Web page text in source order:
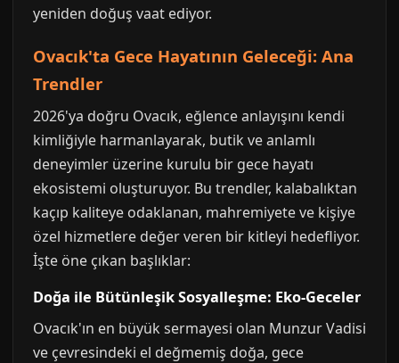
yeniden doğuş vaat ediyor.
Ovacık'ta Gece Hayatının Geleceği: Ana
Trendler
2026'ya doğru Ovacık, eğlence anlayışını kendi
kimliğiyle harmanlayarak, butik ve anlamlı
deneyimler üzerine kurulu bir gece hayatı
ekosistemi oluşturuyor. Bu trendler, kalabalıktan
kaçıp kaliteye odaklanan, mahremiyete ve kişiye
özel hizmetlere değer veren bir kitleyi hedefliyor.
İşte öne çıkan başlıklar:
Doğa ile Bütünleşik Sosyalleşme: Eko-Geceler
Ovacık'ın en büyük sermayesi olan Munzur Vadisi
ve çevresindeki el değmemiş doğa, gece